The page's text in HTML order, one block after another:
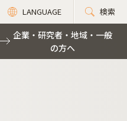
LANGUAGE 検索
企業・研究者・地域・一般
の方へ